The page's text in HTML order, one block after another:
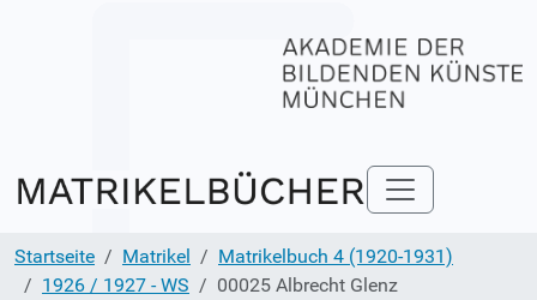
Startseite Matrikel
Matrikelbuch 4 (1920-1931)
1926 / 1927 - WS
00025 Albrecht Glenz